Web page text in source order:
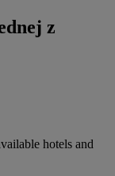
z
hotels and